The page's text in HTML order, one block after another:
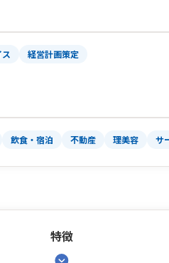
経営計画策定
飲食・宿泊 不動産 理美容 サ
特徴